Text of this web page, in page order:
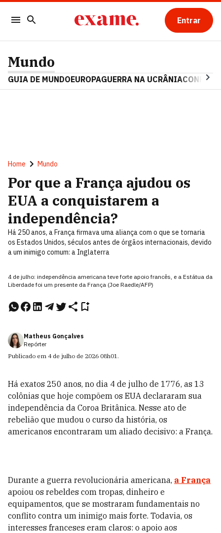
Entrar
Mundo
GUIA DE MUNDOEUROPAGUERRA NA UCRÂNIA
Home Mundo
Por que a França ajudou os
EUA a conquistarem a
independência?
Há 250 anos, a França firmava uma aliança com o que se tornaria
os Estados Unidos, séculos antes de órgãos internacionais, devido
a um inimigo comum: a Inglaterra
4 de julho: independência americana teve forte apoio francês, e a Estátua da
Liberdade foi um presente da França (Joe Raedle/AFP)
Matheus Gonçalves
Repórter
Publicado em 4 de julho de 2026 08h01.
Há exatos 250 anos, no dia 4 de julho de 1776, as 13
colônias que hoje compõem os EUA declararam sua
independência da Coroa Britânica. Nesse ato de
rebelião que mudou o curso da história, os
americanos encontraram um aliado decisivo: a França.
Durante a guerra revolucionária americana, a França
apoiou os rebeldes com tropas, dinheiro e
equipamentos, que se mostraram fundamentais no
conflito contra um inimigo mais forte. Todavia, os
interesses franceses eram claros: o apoio aos